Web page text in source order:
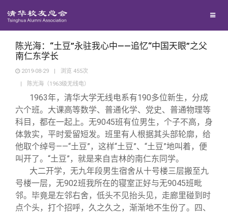
西南联大校友会
义工计划
新媒体平台
青春风采
校友文苑
校友讲坛
校友视界
校友服务
终身学习
校友总会
陈光海：“土豆”永驻我心中——追忆“中国天眼”之父
南仁东学长
2019-08-29 | 浏览 455次
|
陈光海（1963级无线电）
1963年，清华大学无线电系有190多位新生，分成
六个班。大课高等数学、普通化学、党史、普通物理等
科目，都在一起上。无9045班有位男生，个子不高，身
体敦实，平时爱留短发。班里有人根据其头部轮廓，给
他取个绰号——“土豆”，这样“土豆”、“土豆”地叫着，便
叫开了。“土豆”，就是来自吉林的南仁东同学。
大二开学，无九年段男生宿舍从十号楼三层搬至九
号楼一层，无902班我所在的寝室正好与无9045班毗
邻。毕竟是左邻右舍，低头不见抬头见，走廊里碰到时
点个头，打个招呼，久之久之，渐渐地不生份了。四、